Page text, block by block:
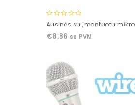
0
of
Ausinės su įmontuotu
€8,86 su PVM